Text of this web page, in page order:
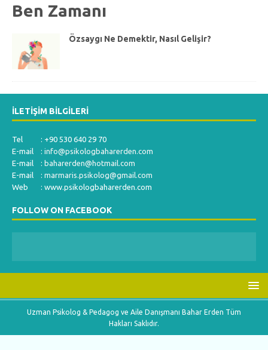
Ben Zamanı
Özsaygı Ne Demektir, Nasıl Gelişir?
İLETIŞIM BILGILERI
Tel : +90 530 640 29 70
E-mail : info@psikologbaharerden.com
E-mail : baharerden@hotmail.com
E-mail : marmaris.psikolog@gmail.com
Web : www.psikologbaharerden.com
FOLLOW ON FACEBOOK
Uzman Psikolog & Pedagog ve Aile Danışmanı Bahar Erden Tüm
Hakları Saklıdır.